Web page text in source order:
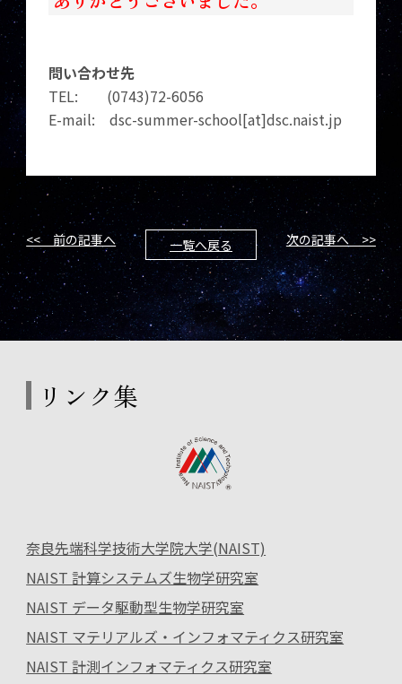
問い合わせ先
TEL: (0743)72-6056
E-mail: dsc-summer-school[at]dsc.naist.jp
<< 前の記事へ 一覧へ戻る 次の記事へ >>
リンク集
奈良先端科学技術大学院大学(NAIST)
NAIST 計算システムズ生物学研究室
NAIST データ駆動型生物学研究室
NAIST マテリアルズ・インフォマティクス研究室
NAIST 計測インフォマティクス研究室